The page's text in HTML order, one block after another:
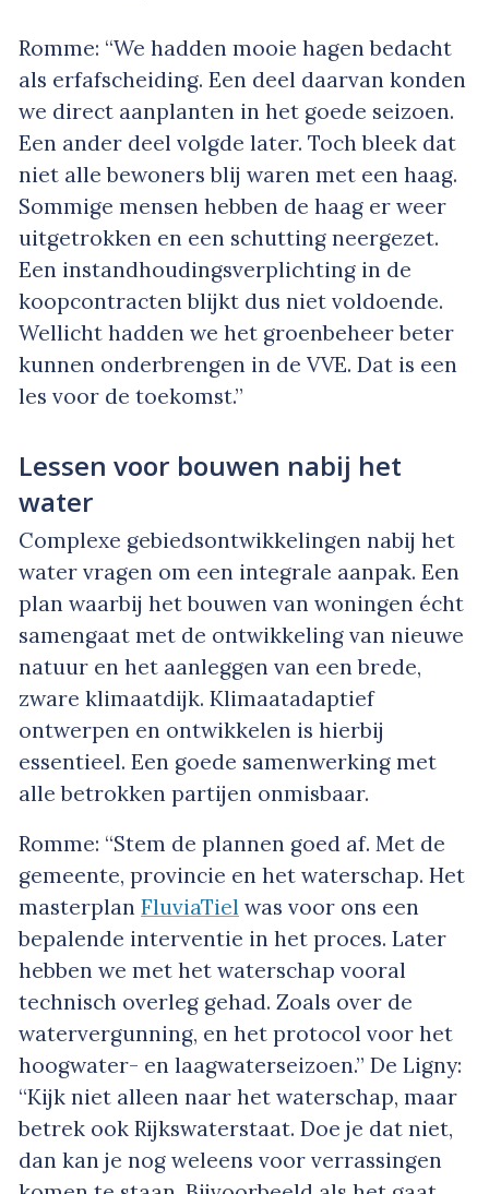
Romme: “We hadden mooie hagen bedacht
als erfafscheiding. Een deel daarvan konden
we direct aanplanten in het goede seizoen.
Een ander deel volgde later. Toch bleek dat
niet alle bewoners blij waren met een haag.
Sommige mensen hebben de haag er weer
uitgetrokken en een schutting neergezet.
Een instandhoudingsverplichting in de
koopcontracten blijkt dus niet voldoende.
Wellicht hadden we het groenbeheer beter
kunnen onderbrengen in de VVE. Dat is een
les voor de toekomst.”
Lessen voor bouwen nabij het
water
Complexe gebiedsontwikkelingen nabij het
water vragen om een integrale aanpak. Een
plan waarbij het bouwen van woningen écht
samengaat met de ontwikkeling van nieuwe
natuur en het aanleggen van een brede,
zware klimaatdijk. Klimaatadaptief
ontwerpen en ontwikkelen is hierbij
essentieel. Een goede samenwerking met
alle betrokken partijen onmisbaar.
Romme: “Stem de plannen goed af. Met de
gemeente, provincie en het waterschap. Het
masterplan FluviaTiel was voor ons een
bepalende interventie in het proces. Later
hebben we met het waterschap vooral
technisch overleg gehad. Zoals over de
watervergunning, en het protocol voor het
hoogwater- en laagwaterseizoen.” De Ligny:
“Kijk niet alleen naar het waterschap, maar
betrek ook Rijkswaterstaat. Doe je dat niet,
dan kan je nog weleens voor verrassingen